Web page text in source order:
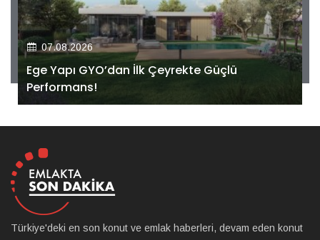
07.08.2026
Ege Yapı GYO’dan İlk Çeyrekte Güçlü
Performans!
Türkiye'deki en son konut ve emlak haberleri, devam eden konut